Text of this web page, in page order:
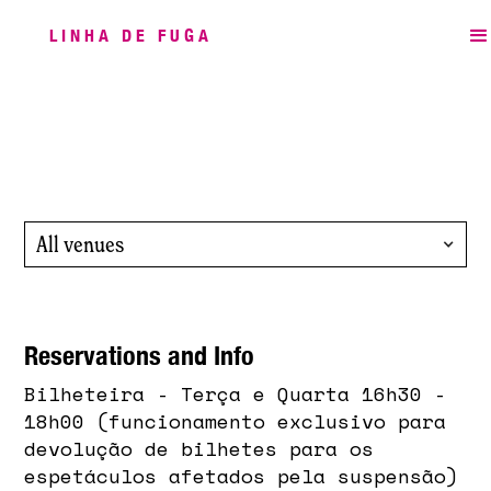
LINHA DE FUGA
All venues
Reservations and Info
Bilheteira - Terça e Quarta 16h30 -
18h00 (funcionamento exclusivo para
devolução de bilhetes para os
espetáculos afetados pela suspensão)